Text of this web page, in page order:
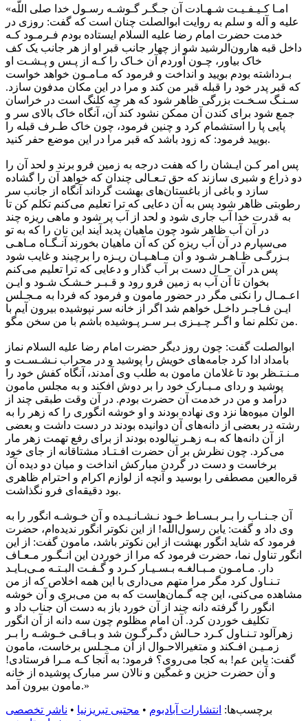
«امـا کـیـفـیـت شـهـادت آن جـگـر گـوشـه رسـول خدا صلی‌ اللّه
علیه و آله و سلم به روایت ابوالصلت چنان است که گفت: روزی در
خدمت حضرت امام رضا علیه السلام ایستاده بودم فـرمـود کـه
داخل قبه هارون‌الرشید شو از چهار جانب قبر او از هر جانب یک کف
خاک بیاور، چـون آوردم آن خـاک را کـه از پـس و پـشـت او
بـرداشته بودم بویید و انداخت و فرمود که مـامـون خواهد خواست
که قبر پدر خود را قبله قبر من کند و مرا در این مکان مدفون سازد.
سـنـگ سـخـت بزرگی ظاهر شود که هر چه کلنگ است در خراسان
جمع شود برای کندن آن ممکن نشود کند آن، آنگاه خاک بالای سر و
پایی پا را استشمام کرد و چنین فرمود، چون خاک طـرف قبله را
بویید فرمود: که زود باشد که قبر مرا در این موضع حفر کنید.
پس امر کـن ایـشان را که هفت درجه به زمین فرو برند و لحد آن را
دو ذراع و شبری سازند که حق تـعـالی چندان که خواهد آن را گشاده
سازد و باغی از باغستان‌های بهشت گرداند آنگاه از جانب سر
رطوبتی ظاهر شود پس به آن دعایی که ترا تعلیم می‌کنم تکلم کن تا
به قدرت خدا آب جاری شود و لحد از آب پر شود و ماهی ریزه چند
در آن آب ظاهر شود چون ماهیان پدید آیند این نان را که به تو
می‌سپارم در آن آب ریزه کن که آن ماهیان بخورند آنـگـاه مـاهـی
بـزرگـی ظـاهـر شـود و آن مـاهـیـان ریـزه را برچیند و غایب شود
پس ‍در آن حـال دست بر آب گذار و دعایی که ترا تعلیم می‌کنم
بخوان تا آن آب به زمین فرو رود و قـبـر خـشـک شـود و ایـن
اعـمـال را نکنی مگر در حضور مامون و فرمود که فردا به مـجـلس
ایـن فـاجـر داخـل خواهم شد اگر از خانه سر نپوشیده بیرون آیم با
من تکلم نما و اگـر چـیـزی بـر سـر پـوشیده باشم با من سخن مگو.
ابوالصلت گفت: چون روز دیگر حضرت امام رضا علیه السلام نماز
بامداد ادا کرد جامه‌های خویش را پوشید و در محراب نـشـسـت و
مـنـتـظر بود تا غلامان مامون به طلب وی آمدند، آنگاه کفش خود را
پوشید و ردای مـبـارک خود را بر دوش افکند و به مجلس مامون
درآمد و من در خدمت آن حضرت بودم. در آن وقت طبقی چند از
الوان میوه‌ها نزد وی نهاده بودند و او خوشه انگوری را که زهر را به
رشته در بعضی از دانه‌های آن دوانیده بودند در دست داشت و بعضی
از آن دانه‌ها که بـه زهـر نیالوده بودند از برای رفع تهمت زهر مار
می‌کرد. چون نظرش بر آن حضرت افـتـاد مشتاقانه از جای خود
برخاست و دست در گردن مبارکش انداخت و میان دو دیده آن
قره‌العین مصطفی را بوسید و آنچه از لوازم اکرام و احترام ظاهری
بود دقیقه‌ای فرو نگذاشت.
آن جـنـاب را بـر بـسـاط خـود نـشـانـیـده و آن خـوشـه انگور را به
وی داد و گفت: یابن رسول‌اللّه! از این نکوتر انگور ندیده‌ام، حضرت
فرمود که شاید انگور بهشت از این نکوتر باشد، مامون گفت: از این
انگور تناول نما، حضرت فرمود که مرا از خوردن این انـگـور مـعـاف
دار. مـامـون مـبـالغـه بـسـیـار کـرد و گـفـت البـتـه مـی‌بـایـد
تـنـاول کرد مگر مرا متهم می‌داری با این همه اخلاص که از من
مشاهده می‌کنی، این چه گـمان‌هاست که به من می‌بری و آن خوشه
انگور را گرفته دانه چند از آن خورد باز به دست آن جناب داد و
تکلیف خوردن کرد. آن امام مظلوم چون سه دانه از آن انگور
زهرآلود تـنـاول کـرد حـالش دگـرگـون شد و بـاقـی خـوشـه را بـر
زمـیـن افـکند و متغیرالاحـوال از آن مـجـلس برخاست، مامون
گفت: یابن عم! به کجا می‌روی؟ فرمود: به آنجا کـه مـرا فرستادی!
و آن حضرت حزین و غمگین و نالان سر مبارک پوشیده از خانه
مامون بیرون آمد.»
برچسب‌ها: انتشارات آبادبوم • مجتبی تبریزنیا • ناشر تخصصی